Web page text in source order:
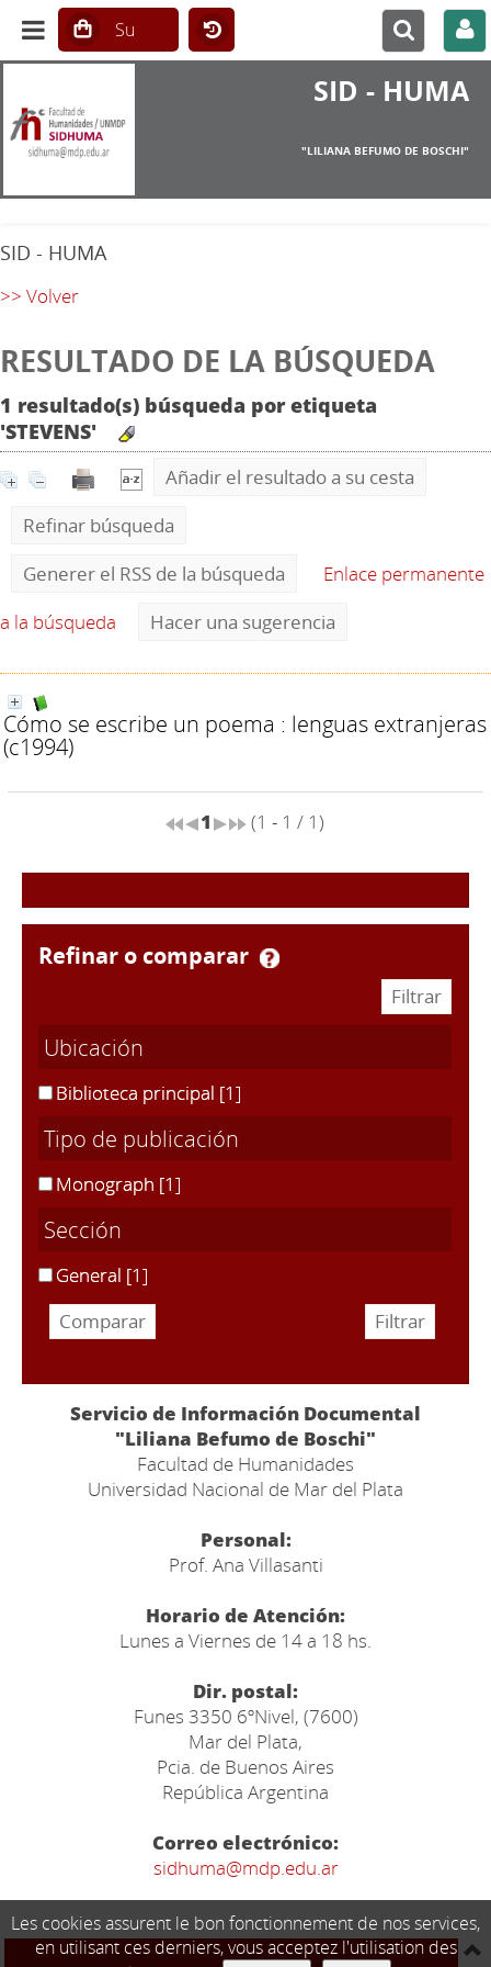
SID - HUMA
"LILIANA BEFUMO DE BOSCHI"
SID - HUMA
>> Volver
RESULTADO DE LA BÚSQUEDA
1 resultado(s) búsqueda por etiqueta
'STEVENS'
Añadir el resultado a su cesta
Refinar búsqueda
Generer el RSS de la búsqueda
Enlace permanente
a la búsqueda
Hacer una sugerencia
Cómo se escribe un poema : lenguas extranjeras
(c1994)
1 (1 - 1 / 1)
refinar o comparar
Ubicación
Biblioteca principal [1]
Tipo de publicación
Monograph [1]
Sección
General [1]
Servicio de Información Documental
"Liliana Befumo de Boschi"
Facultad de Humanidades
Universidad Nacional de Mar del Plata
Personal:
Prof. Ana Villasanti
Horario de Atención:
Lunes a Viernes de 14 a 18 hs.
Dir. postal:
Funes 3350 6ºNivel, (7600)
Mar del Plata,
Pcia. de Buenos Aires
República Argentina
Correo electrónico:
sidhuma@mdp.edu.ar
Les cookies assurent le bon fonctionnement de nos services,
en utilisant ces derniers, vous acceptez l'utilisation des